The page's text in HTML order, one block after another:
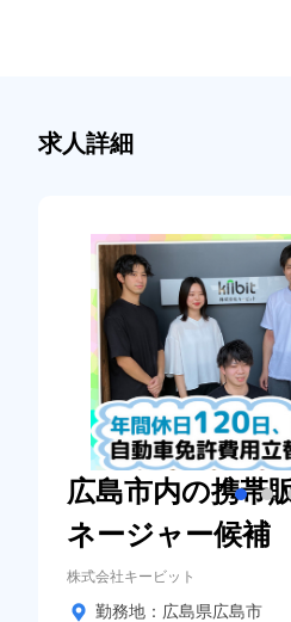
求人詳細
広島市内の携帯
ネージャー候補
株式会社キービット
勤務地：広島県広島市